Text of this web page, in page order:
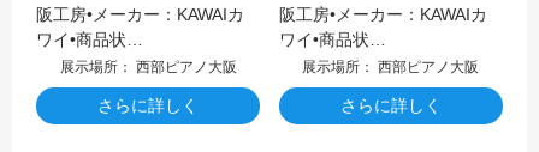
阪工房•メーカー：KAWAIカ
ワイ•商品状…
展示場所： 西部ピアノ大阪
さらに詳しく
阪工房•メーカー：KAWAIカ
ワイ•商品状…
展示場所： 西部ピアノ大阪
さらに詳しく